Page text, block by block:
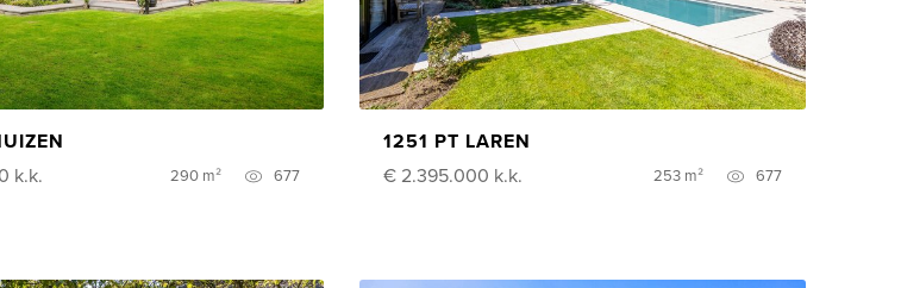
k.k. 290 m² 677
1251 PT LAREN
€ 2.395.000 k.k. 253 m² 677